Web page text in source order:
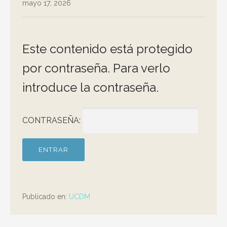
mayo 17, 2026
Este contenido está protegido
por contraseña. Para verlo
introduce la contraseña.
CONTRASEÑA:
Publicado en: UCDM